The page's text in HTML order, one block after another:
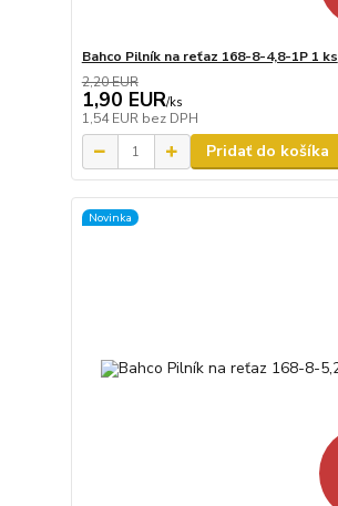
Bahco Pilník na reťaz 168-8-4,8-1P 1 ks
2,20 EUR
1,90 EUR/ks
1,54 EUR bez DPH
Pridať do košíka
Novinka